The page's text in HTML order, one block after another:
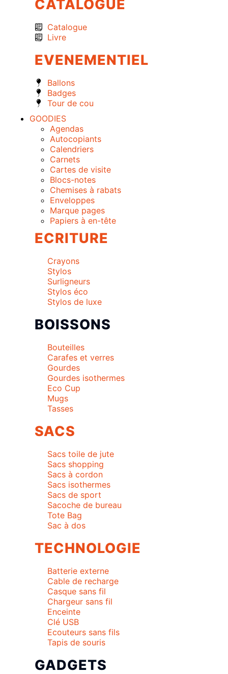
CATALOGUE
Catalogue
Livre
EVENEMENTIEL
Ballons
Badges
Tour de cou
GOODIES
Agendas
Autocopiants
Calendriers
Carnets
Cartes de visite
Blocs-notes
Chemises à rabats
Enveloppes
Marque pages
Papiers à en-tête
ECRITURE
Crayons
Stylos
Surligneurs
Stylos éco
Stylos de luxe
BOISSONS
Bouteilles
Carafes et verres
Gourdes
Gourdes isothermes
Eco Cup
Mugs
Tasses
SACS
Sacs toile de jute
Sacs shopping
Sacs à cordon
Sacs isothermes
Sacs de sport
Sacoche de bureau
Tote Bag
Sac à dos
TECHNOLOGIE
Batterie externe
Cable de recharge
Casque sans fil
Chargeur sans fil
Enceinte
Clé USB
Ecouteurs sans fils
Tapis de souris
GADGETS